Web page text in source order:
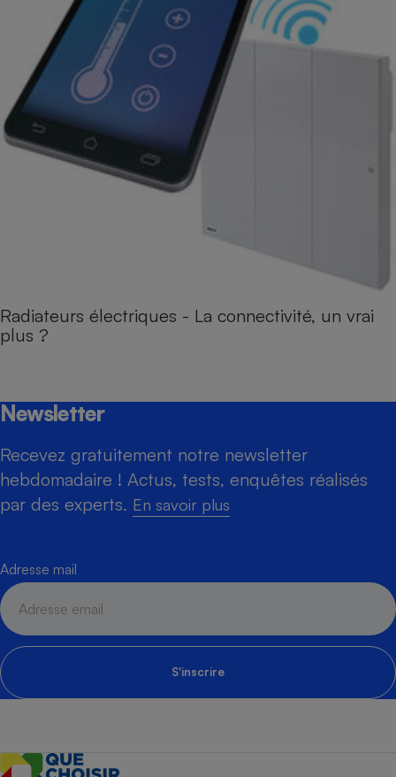
Radiateurs électriques - La connectivité, un vrai
plus ?
Newsletter
Recevez gratuitement notre newsletter
hebdomadaire ! Actus, tests, enquêtes réalisés
par des experts. En savoir plus
Adresse mail
S'inscrire